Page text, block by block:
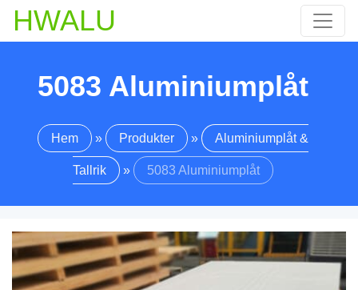
HWALU
5083 Aluminiumplåt
Hem » Produkter » Aluminiumplåt &
Tallrik » 5083 Aluminiumplåt